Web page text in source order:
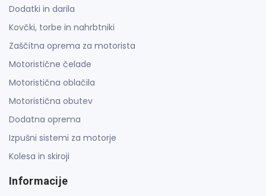
Dodatki in darila
Kovčki, torbe in nahrbtniki
Zaščitna oprema za motorista
Motoristične čelade
Motoristična oblačila
Motoristična obutev
Dodatna oprema
Izpušni sistemi za motorje
Kolesa in skiroji
Informacije